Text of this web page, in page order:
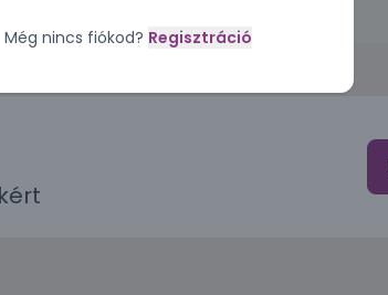
Még nincs fiókod? Regisztráció